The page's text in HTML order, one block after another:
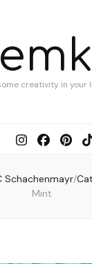
creativity in your
Schachenmayr/
Mint